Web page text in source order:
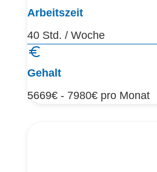
Arbeitszeit
40 Std. / Woche
Gehalt
5669€ - 7980€ pro Monat